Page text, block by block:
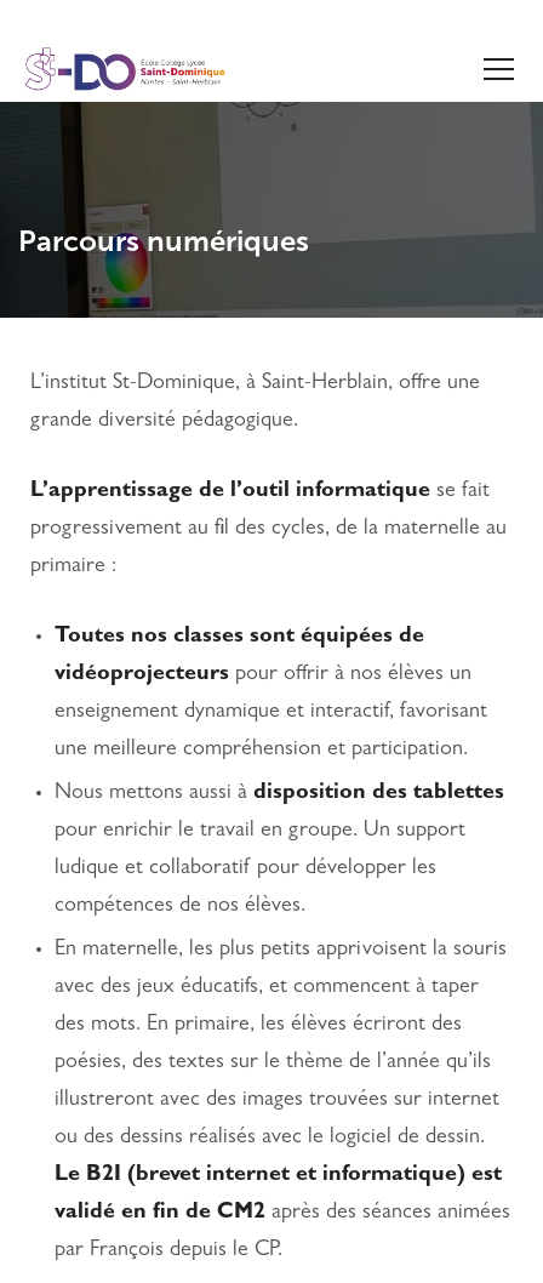
Parcours numériques
L’institut St-Dominique, à Saint-Herblain, offre une
grande diversité pédagogique.
L’apprentissage de l’outil informatique se fait
progressivement au fil des cycles, de la maternelle au
primaire :
Toutes nos classes sont équipées de
vidéoprojecteurs pour offrir à nos élèves un
enseignement dynamique et interactif, favorisant
une meilleure compréhension et participation.
Nous mettons aussi à disposition des tablettes
pour enrichir le travail en groupe. Un support
ludique et collaboratif pour développer les
compétences de nos élèves.
En maternelle, les plus petits apprivoisent la souris
avec des jeux éducatifs, et commencent à taper
des mots. En primaire, les élèves écriront des
poésies, des textes sur le thème de l’année qu’ils
illustreront avec des images trouvées sur internet
ou des dessins réalisés avec le logiciel de dessin.
Le B2I (brevet internet et informatique) est
validé en fin de CM2 après des séances animées
par François depuis le CP.